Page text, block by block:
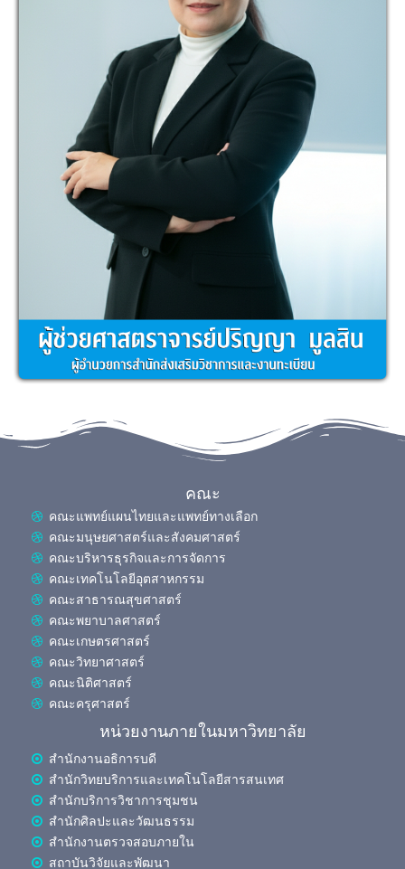
คณะ
คณะแพทย์แผนไทยและแพทย์ทางเลือก
คณะมนุษยศาสตร์และสังคมศาสตร์
คณะบริหารธุรกิจและการจัดการ
คณะเทคโนโลยีอุตสาหกรรม
คณะสาธารณสุขศาสตร์
คณะพยาบาลศาสตร์
คณะเกษตรศาสตร์
คณะวิทยาศาสตร์
คณะนิติศาสตร์
คณะครุศาสตร์
หน่วยงานภายในมหาวิทยาลัย
สำนักงานอธิการบดี
สำนักวิทยบริการและเทคโนโลยีสารสนเทศ
สำนักบริการวิชาการชุมชน
สำนักศิลปะและวัฒนธรรม
สำนักงานตรวจสอบภายใน
สถาบันวิจัยและพัฒนา